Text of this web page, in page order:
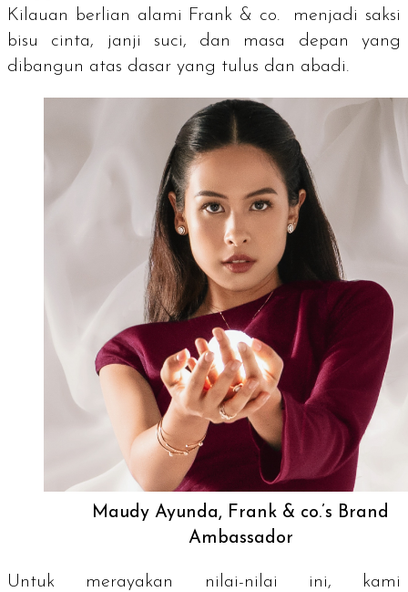
Kilauan berlian alami Frank & co. menjadi saksi
bisu cinta, janji suci, dan masa depan yang
dibangun atas dasar yang tulus dan abadi.
Maudy Ayunda, Frank & co.’s Brand
Ambassador
Untuk merayakan nilai-nilai ini, kami